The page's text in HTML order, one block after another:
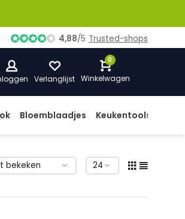
4,88/5 Trusted-shops
Verlanglijst
0
Winkelwagen
Bloemblaadjes Keukentools